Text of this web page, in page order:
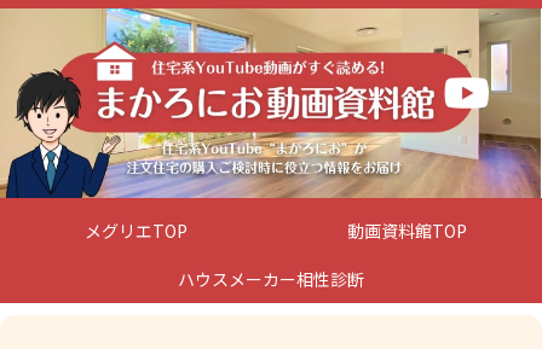
メグリエTOP
動画資料館TOP
ハウスメーカー相性診断